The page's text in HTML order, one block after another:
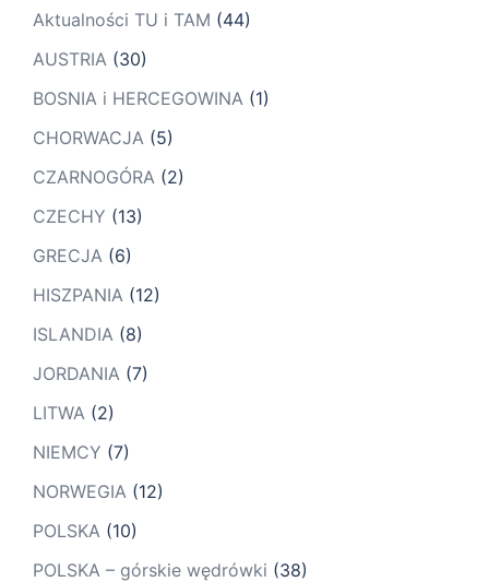
Aktualności TU i TAM (44)
AUSTRIA (30)
BOSNIA i HERCEGOWINA (1)
CHORWACJA (5)
CZARNOGÓRA (2)
CZECHY (13)
GRECJA (6)
HISZPANIA (12)
ISLANDIA (8)
JORDANIA (7)
LITWA (2)
NIEMCY (7)
NORWEGIA (12)
POLSKA (10)
POLSKA – górskie wędrówki (38)